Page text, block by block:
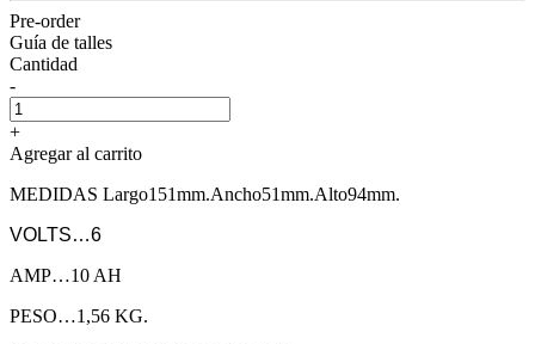
Pre-order
Guía de talles
Cantidad
-
+
Agregar al carrito
MEDIDAS Largo151mm.Ancho51mm.Alto94mm.
VOLTS…6
AMP…10 AH
PESO…1,56 KG.